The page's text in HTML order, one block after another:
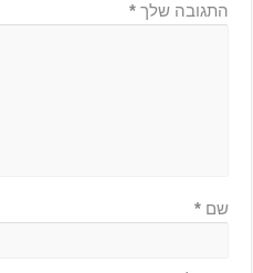
התגובה שלך *
שם *